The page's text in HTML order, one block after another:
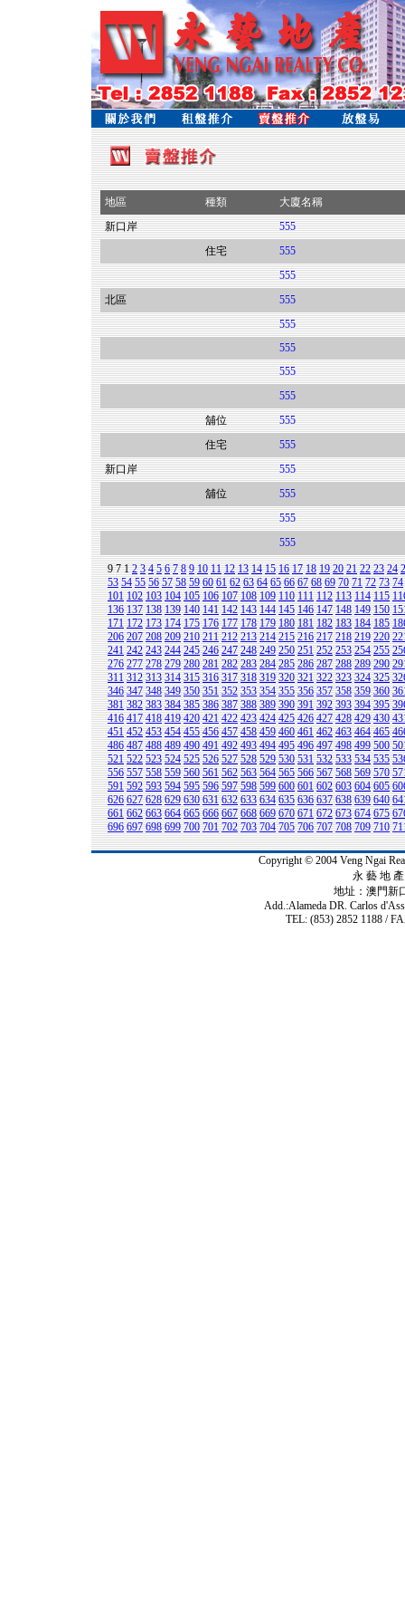
地區 種類
大廈名稱
新口岸
555
住宅
555
555
北區
555
555
555
555
555
舖位
555
住宅
555
新口岸
555
舖位
555
555
555
9 712 3 4 5 6 7 8 9 10 11 12 13 14 15 16 17 18 19 20 21 22 23 24
53 54 55 56 57 58 59 60 61 62 63 64 65 66 67 68 69 70 71 72 73 74
101 102 103 104 105 106 107 108 109 110 111 112 113 114 115
136 137 138 139 140 141 142 143 144 145 146 147 148 149 150
171 172 173 174 175 176 177 178 179 180 181 182 183 184 185
206 207 208 209 210 211 212 213 214 215 216 217 218 219 220
241 242 243 244 245 246 247 248 249 250 251 252 253 254 255
276 277 278 279 280 281 282 283 284 285 286 287 288 289 290
311 312 313 314 315 316 317 318 319 320 321 322 323 324 325
346 347 348 349 350 351 352 353 354 355 356 357 358 359 360
381 382 383 384 385 386 387 388 389 390 391 392 393 394 395
416 417 418 419 420 421 422 423 424 425 426 427 428 429 430
451 452 453 454 455 456 457 458 459 460 461 462 463 464 465
486 487 488 489 490 491 492 493 494 495 496 497 498 499 500
521 522 523 524 525 526 527 528 529 530 531 532 533 534 535
556 557 558 559 560 561 562 563 564 565 566 567 568 569 570
591 592 593 594 595 596 597 598 599 600 601 602 603 604 605
626 627 628 629 630 631 632 633 634 635 636 637 638 639 640
661 662 663 664 665 666 667 668 669 670 671 672 673 674 675
696 697 698 699 700 701 702 703 704 705 706 707 708 709 710
Copyright © 2004 Veng Ngai
永 藝 地
地址：澳門新
Add.:Alameda DR. Carlos
TEL: (853) 2852 1188 /